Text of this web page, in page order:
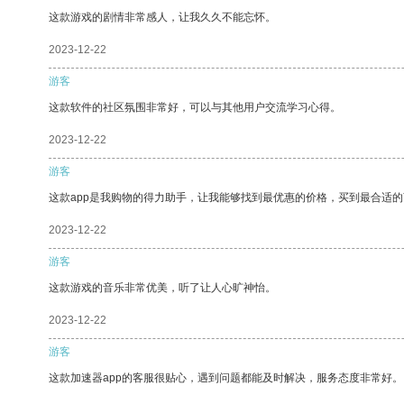
这款游戏的剧情非常感人，让我久久不能忘怀。
2023-12-22
游客
这款软件的社区氛围非常好，可以与其他用户交流学习心得。
2023-12-22
游客
这款app是我购物的得力助手，让我能够找到最优惠的价格，买到最合适
2023-12-22
游客
这款游戏的音乐非常优美，听了让人心旷神怡。
2023-12-22
游客
这款加速器app的客服很贴心，遇到问题都能及时解决，服务态度非常好。